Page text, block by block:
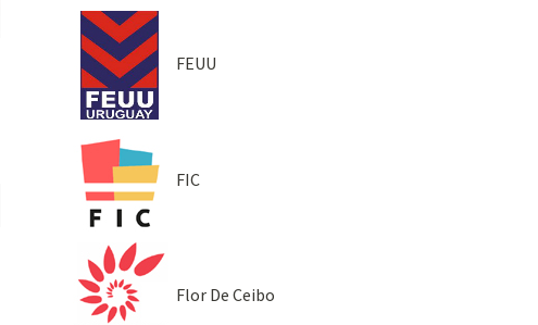
FEUU
FIC
Flor De Ceibo